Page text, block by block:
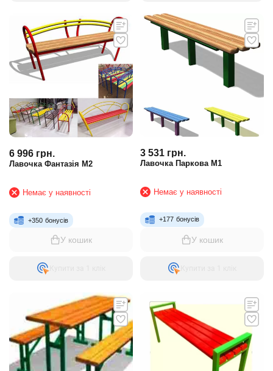
6 996 грн.
Лавочка Фантазія М2
Немає у наявності
+350 бонусів
У кошик
Купити за 1 клiк
3 531 грн.
Лавочка Паркова М1
Немає у наявності
+177 бонусів
У кошик
Купити за 1 клiк